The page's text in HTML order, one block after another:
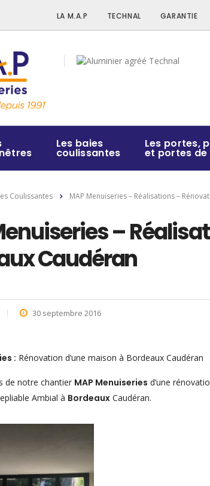
LA M.A.P TECHNAL GARANTIE
Les baies
coulissantes
Les portes,
et portes
Coulissantes MAP Menuiseries – Réalisations –
–
Caudéran
30 septembre 2016
: Rénovation d’une maison à Bordeaux Caudéran
de notre chantier MAP Menuiseries d’une
Ambial à Bordeaux Caudéran.